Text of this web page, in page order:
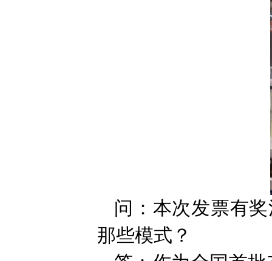
问：本次发票有
那些模式？